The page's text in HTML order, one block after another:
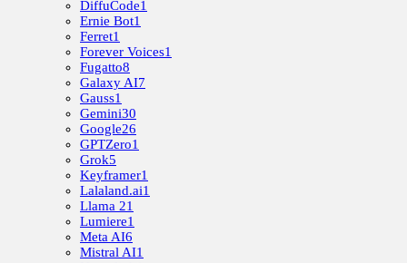
DiffuCode1
Ernie Bot1
Ferret1
Forever Voices1
Fugatto8
Galaxy AI7
Gauss1
Gemini30
Google26
GPTZero1
Grok5
Keyframer1
Lalaland.ai1
Llama 21
Lumiere1
Meta AI6
Mistral AI1